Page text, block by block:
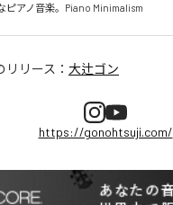
ピアノ音楽。Piano Minimalism
リリース： 大辻ゴン
https://gonohtsuji.com/